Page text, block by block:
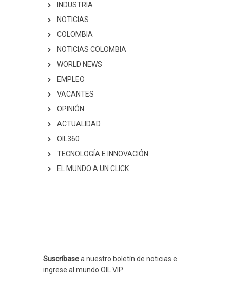
INDUSTRIA
NOTICIAS
COLOMBIA
NOTICIAS COLOMBIA
WORLD NEWS
EMPLEO
VACANTES
OPINIÓN
ACTUALIDAD
OIL360
TECNOLOGÍA E INNOVACIÓN
EL MUNDO A UN CLICK
Suscríbasea nuestro boletín de noticias e
ingrese al mundo OIL VIP